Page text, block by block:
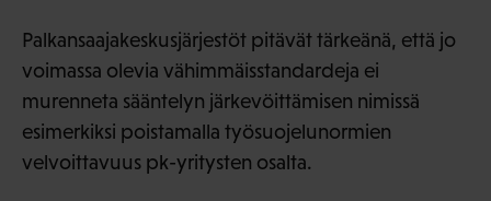
Palkansaajakeskusjärjestöt pitävät tärkeänä, että jo
voimassa olevia vähimmäisstandardeja ei
murenneta sääntelyn järkevöittämisen nimissä
esimerkiksi poistamalla työsuojelunormien
velvoittavuus pk-yritysten osalta.